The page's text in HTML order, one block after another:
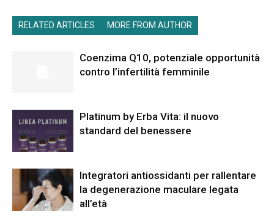
RELATED ARTICLES MORE FROM AUTHOR
Coenzima Q10, potenziale opportunità
contro l’infertilità femminile
Platinum by Erba Vita: il nuovo
standard del benessere
Integratori antiossidanti per rallentare
la degenerazione maculare legata
all’età